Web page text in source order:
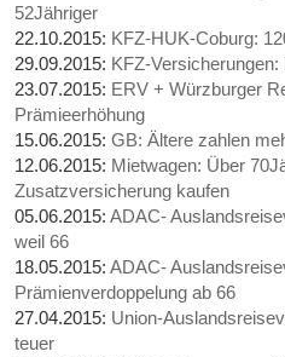
52Jähriger
22.10.2015: KFZ-HUK-Coburg:
29.09.2015: KFZ-
23.07.2015: ERV + Würzburger
Prämieerhöhung
15.06.2015:GB: Ältere zahlen
12.06.2015: Mietwagen: Über
Zusatzversicherung kaufen
05.06.2015:ADAC-
weil 66
18.05.2015:ADAC-
Prämienverdoppelung ab 66
27.04.2015: Union-
teuer